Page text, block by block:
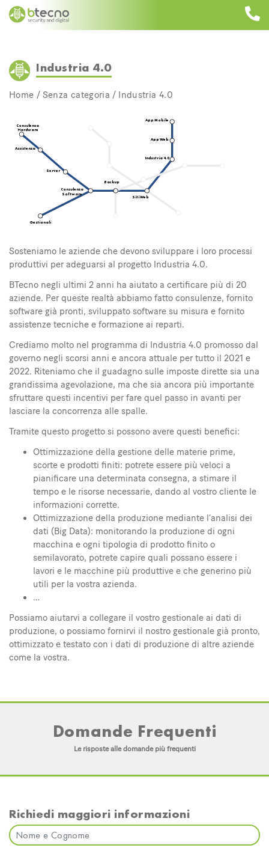
Skip
Industria 4.0
Home / Senza categoria / Industria 4.0
Richiedi maggiori informazioni
Sosteniamo le aziende che devono sviluppare i loro processi
produttivi per adeguarsi al progetto Industria 4.0.
BTecno negli ultimi 2 anni ha aiutato a certificare più di 20
aziende. Per queste realtà abbiamo fatto consulenze, fornito
software già pronti, sviluppato software su misura e fornito
assistenze tecniche e formazione ai reparti.
Crediamo molto nel programma di Industria 4.0 promosso dal
governo negli scorsi anni e ancora attuale per tutto il 2021 e
2022. Riteniamo che il guadagno sulle imposte dirette sia una
grandissima agevolazione, ma che sia ancora più importante
sfruttare questi incentivi per fare quel passo in avanti per
lasciare la concorrenza alle spalle.
Tramite questo progetto si possono avere questi benefici:
Ottimizzazione della gestione delle materie prime,
scorte e prodotti finiti: potrete essere più veloci a
pianificare una determinata consegna, a stimare il
tempo e le risorse necessarie, dando al vostro cliente le
informazioni corrette.
Ottimizzazione della produzione mediante l’analisi dei
dati (Big Data): monitorando la produzione di ogni
macchina e ogni tipologia di prodotto finito o
semilavorato, potrete capire quali possano essere i
lavori e le macchine più produttive e che generino più
utili per la vostra azienda.
…
Possiamo aiutarvi a collegare il vostro gestionale ai dati di
produzione, o possiamo fornirvi il nostro gestionale già pronto,
ottimizzato e testato con i dati di produzione di altre aziende
come la vostra.
Domande Frequenti
Le risposte alle domande più frequenti